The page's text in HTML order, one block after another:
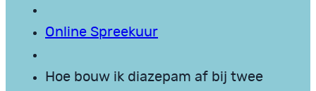
Online Spreekuur
Hoe bouw ik diazepam af bij twee